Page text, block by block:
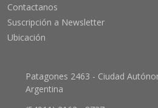
Contactanos
Suscripción a Newsletter
Ubicación
Patagones 2463 - Ciudad
Argentina